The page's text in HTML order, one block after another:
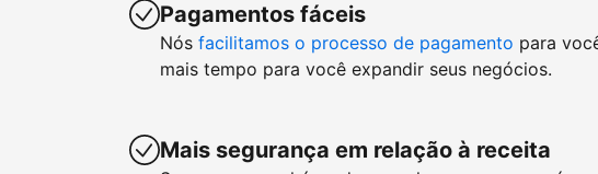
Pagamentos fáceis
Nós facilitamos o processo de pagamento para
mais tempo para você expandir seus negócios.
Mais segurança em relação à receita